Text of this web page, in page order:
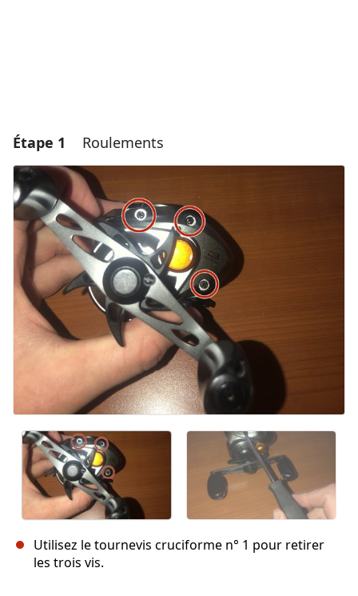
Étape 1 Roulements
Utilisez le tournevis cruciforme n° 1 pour retirer
les trois vis.